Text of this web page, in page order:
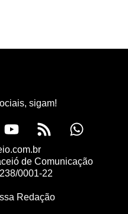
sigam!
de Comunicação
0001-22
Redação